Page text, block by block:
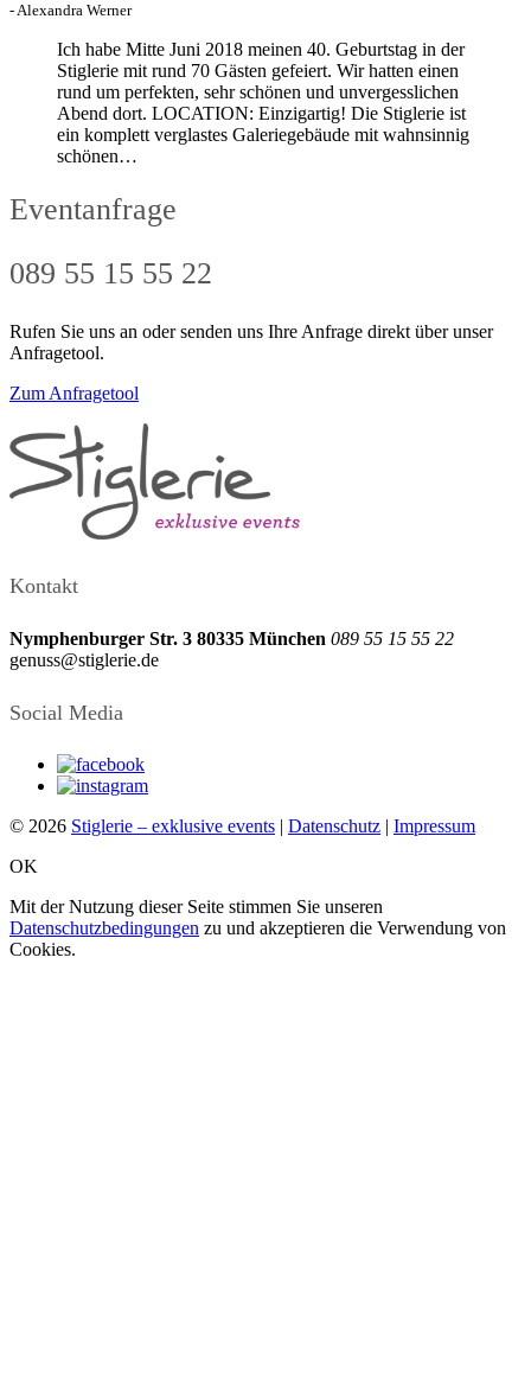
- Alexandra Werner
Ich habe Mitte Juni 2018 meinen 40. Geburtstag in der
Stiglerie mit rund 70 Gästen gefeiert. Wir hatten einen
rund um perfekten, sehr schönen und unvergesslichen
Abend dort. LOCATION: Einzigartig! Die Stiglerie ist
ein komplett verglastes Galeriegebäude mit wahnsinnig
schönen…
Eventanfrage
089 55 15 55 22
Rufen Sie uns an oder senden uns Ihre Anfrage direkt über unser
Anfragetool.
Zum Anfragetool
Kontakt
Nymphenburger Str. 3 80335 München 089 55 15 55 22
genuss@stiglerie.de
Social Media
© 2026 Stiglerie – exklusive events | Datenschutz | Impressum
OK
Mit der Nutzung dieser Seite stimmen Sie unseren
Datenschutzbedingungen zu und akzeptieren die Verwendung von
Cookies.